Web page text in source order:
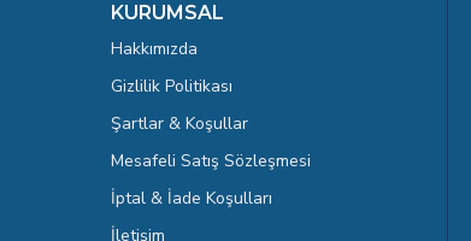
KURUMSAL
Hakkımızda
Gizlilik Politikası
Şartlar & Koşullar
Mesafeli Satış Sözleşmesi
İptal & İade Koşulları
İletişim